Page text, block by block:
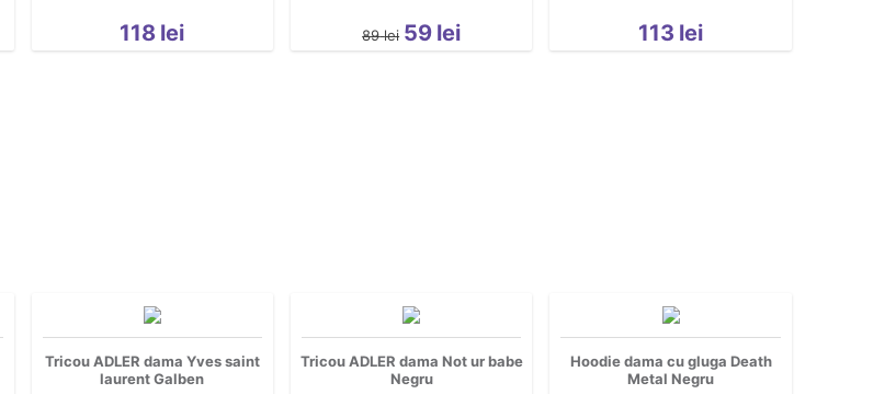
118 lei 89 lei 59 lei 113 lei
Tricou ADLER dama Yves saint
laurent Galben
Tricou ADLER dama Not ur babe
Negru
Hoodie dama cu gluga Death
Metal Negru